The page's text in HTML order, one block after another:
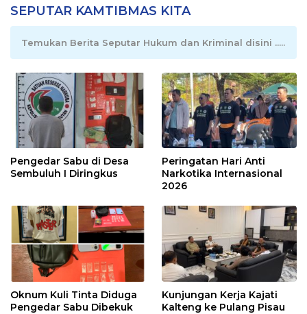
SEPUTAR KAMTIBMAS KITA
Temukan Berita Seputar Hukum dan Kriminal disini .....
Pengedar Sabu di Desa
Sembuluh I Diringkus
Peringatan Hari Anti
Narkotika Internasional
2026
Oknum Kuli Tinta Diduga
Pengedar Sabu Dibekuk
Kunjungan Kerja Kajati
Kalteng ke Pulang Pisau